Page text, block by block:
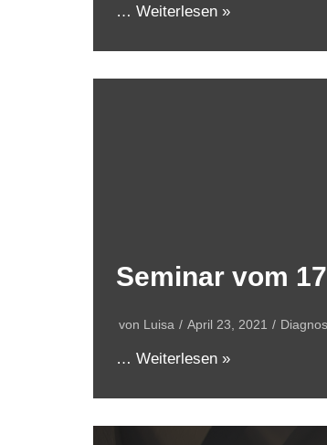
… Weiterlesen »
Seminar vom
von Luisa April 23, 2021
… Weiterlesen »